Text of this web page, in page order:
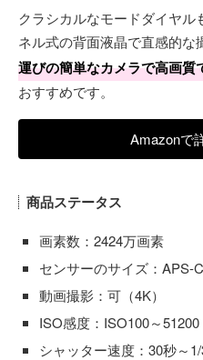
クラシカルなモードダイヤ
ネル式の背面液晶で直感的な
運びの簡単なカメラで高画質
おすすめです。
Amazonで
商品ステータス
画素数：2424万画素
センサーのサイズ：APS-C
動画撮影：可（4K）
ISO感度：ISO100～51200
シャッター速度：30秒～